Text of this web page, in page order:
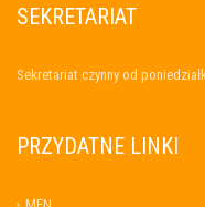
SEKRETARIAT
Sekretariat czynny od
PRZYDATNE LINKI